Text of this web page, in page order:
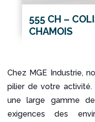
555 CH –
CHAMOIS
Chez MGE Industrie,
pilier de votre activité.
une large gamme
exigences des